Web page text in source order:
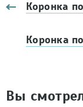
Коронка
Коронка
Вы